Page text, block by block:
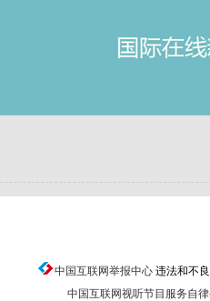
中国互联网举报中心违法和不
中国互联网视听节目服务自